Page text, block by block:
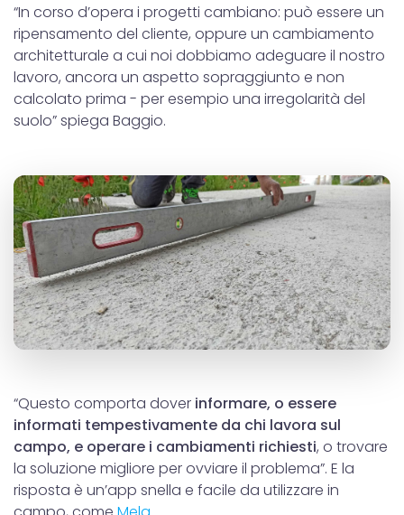
“In corso d’opera i progetti cambiano: può essere un
ripensamento del cliente, oppure un cambiamento
architetturale a cui noi dobbiamo adeguare il nostro
lavoro, ancora un aspetto sopraggiunto e non
calcolato prima - per esempio una irregolarità del
suolo” spiega Baggio.
“Questo comporta dover informare, o essere
informati tempestivamente da chi lavora sul
campo, e operare i cambiamenti richiesti, o trovare
la soluzione migliore per ovviare il problema”. E la
risposta è un’app snella e facile da utilizzare in